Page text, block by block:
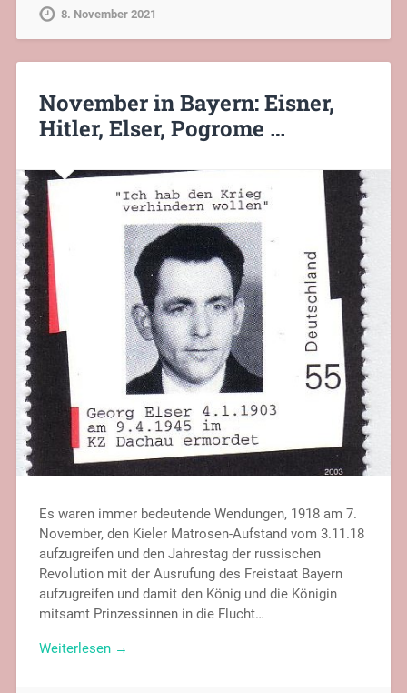
8. November 2021
November in Bayern: Eisner,
Hitler, Elser, Pogrome …
Es waren immer bedeutende Wendungen, 1918 am 7.
November, den Kieler Matrosen-Aufstand vom 3.11.18
aufzugreifen und den Jahrestag der russischen
Revolution mit der Ausrufung des Freistaat Bayern
aufzugreifen und damit den König und die Königin
mitsamt Prinzessinnen in die Flucht…
Weiterlesen →